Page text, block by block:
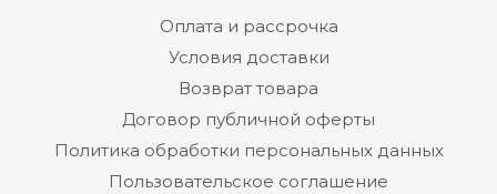
Оплата и рассрочка
Условия доставки
Возврат товара
Договор публичной оферты
Политика обработки персональных данных
Пользовательское соглашение